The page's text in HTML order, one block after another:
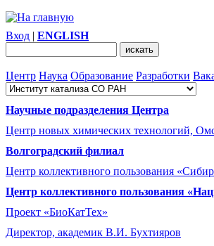
Вход | ENGLISH
Центр Наука Образование Разработки
Научные подразделения Центра
Центр новых химических технологий,
Волгоградский филиал
Центр коллективного пользования
Центр коллективного пользования
Проект «БиоКатТех»
Директор, академик В.И. Бухтияров